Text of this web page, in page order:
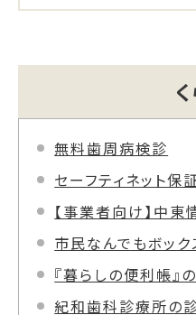
無料歯周病検診
セーフティネット保
【事業者向け】中東情
市民なんでもボック
『暮らしの便利帳』の
紀和歯科診療所の